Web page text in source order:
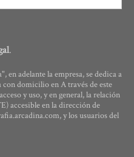
.
en adelante la empresa, se dedica a
domicilio en A través de este
y uso, y en general, la relación
accesible en la dirección de
y los usuarios del